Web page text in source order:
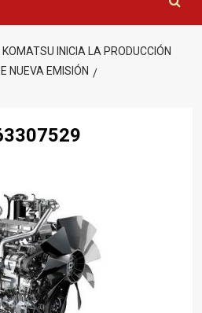
KOMATSU INICIA LA PRODUCCIÓN
NUEVA EMISIÓN